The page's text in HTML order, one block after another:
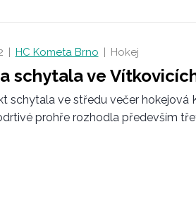
| HC Kometa Brno | Hokej
schytala ve
schytala ve středu večer
prohře rozhodla především